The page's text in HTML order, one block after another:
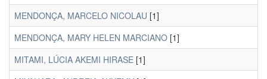
MENDONÇA, MARCELO NICOLAU [1]
MENDONÇA, MARY HELEN MARCIANO [1]
MITAMI, LÚCIA AKEMI HIRASE [1]